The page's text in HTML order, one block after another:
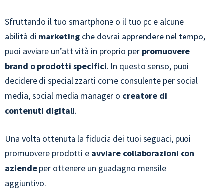
Sfruttando il tuo smartphone o il tuo pc e alcune
abilità di marketing che dovrai apprendere nel tempo,
puoi avviare un’attività in proprio per promuovere
brand o prodotti specifici. In questo senso, puoi
decidere di specializzarti come consulente per social
media, social media manager o creatore di
contenuti digitali.
Una volta ottenuta la fiducia dei tuoi seguaci, puoi
promuovere prodotti e avviare collaborazioni con
aziende per ottenere un guadagno mensile
aggiuntivo.